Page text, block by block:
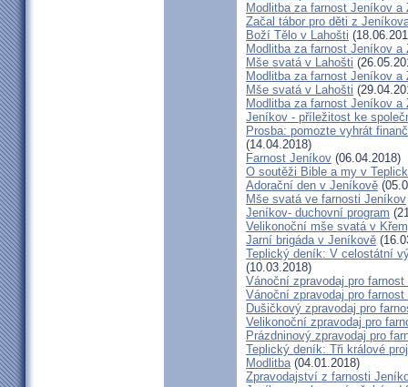
Modlitba za farnost Jeníkov a
Začal tábor pro děti z
Boží Tělo v Lahošti
Modlitba za farnost Jeníkov a
Mše svatá v Lahošti
Modlitba za farnost Jeníkov a
Mše svatá v Lahošti
Modlitba za farnost Jeníkov a
Jeníkov - příležitost ke
Prosba: pomozte vyhrát
(14.04.2018)
Farnost Jeníkov (06.04.2018)
O soutěži Bible a my v
Adorační den v Jeníkově
Mše svatá ve farnosti Jeníkov
Jeníkov- duchovní program
Velikonoční mše svatá v
Jarní brigáda v Jeníkově
Teplický deník: V celostátní
(10.03.2018)
Vánoční zpravodaj pro
Vánoční zpravodaj pro
Dušičkový zpravodaj pro
Velikonoční zpravodaj pro
Prázdninový zpravodaj pro
Teplický deník: Tři králové
Modlitba(04.01.2018)
Zpravodajství z farnosti